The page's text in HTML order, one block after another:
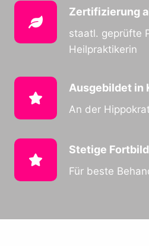
Zertifizierung
staatl. geprüfte
Heilpraktikerin
Ausgebildet in
An der
Stetige
Für beste